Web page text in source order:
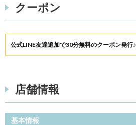
クーポン
公式LINE友達追加で30分無料のクーポン発行♪
店舗情報
基本情報